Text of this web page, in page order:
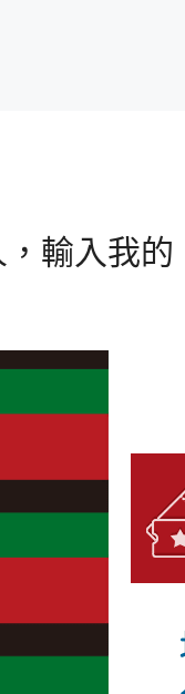
輸入我